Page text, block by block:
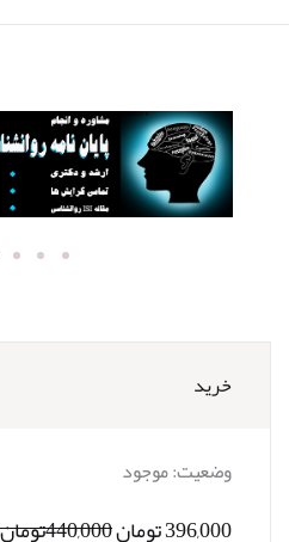
خرید
وضعیت:موجود
396,000 تومان 440,000تومان